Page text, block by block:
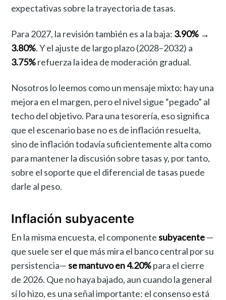
expectativas sobre la trayectoria de tasas.
Para 2027, la revisión también es a la baja: 3.90% →
3.80%. Y el ajuste de largo plazo (2028–2032) a
3.75%refuerza la idea de moderación gradual.
Nosotros lo leemos como un mensaje mixto: hay una
mejora en el margen, pero el nivel sigue “pegado” al
techo del objetivo. Para una tesorería, eso significa
que el escenario base no es de inflación resuelta,
sino de inflación todavía suficientemente alta como
para mantener la discusión sobre tasas y, por tanto,
sobre el soporte que el diferencial de tasas puede
darle al peso.
Inflación subyacente
En la misma encuesta, el componentesubyacente—
que suele ser el que más mira el banco central por su
persistencia—se mantuvo en 4.20%para el cierre
de 2026. Que no haya bajado, aun cuando la general
sí lo hizo, es una señal importante: el consenso está